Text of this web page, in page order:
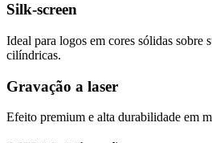
Silk-screen
Ideal para logos em cores sólidas sobre
cilíndricas.
Gravação a laser
Efeito premium e alta durabilidade em